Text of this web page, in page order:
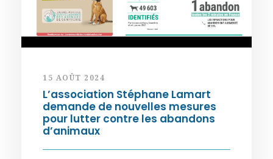
15 AOÛT 2024
L’association Stéphane Lamart
demande de nouvelles mesures
pour lutter contre les abandons
d’animaux